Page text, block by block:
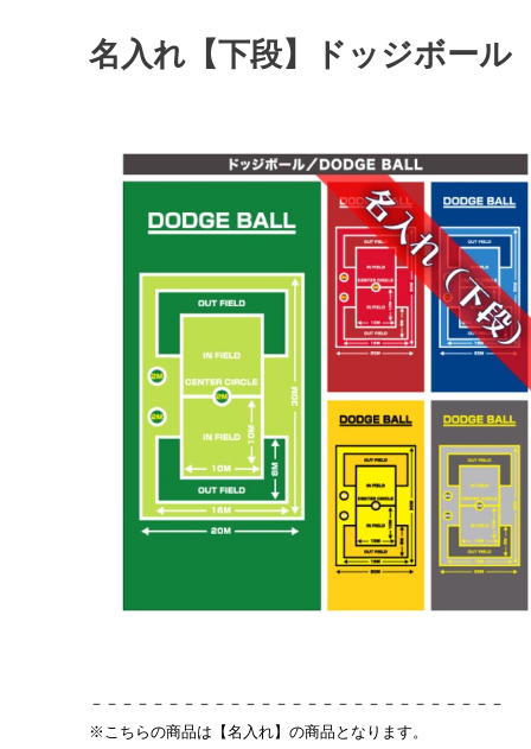
名入れ【下段】ドッジボール
－－－－－－－－－－－－－－－－－－－－－－－－－－－
※こちらの商品は【名入れ】の商品となります。